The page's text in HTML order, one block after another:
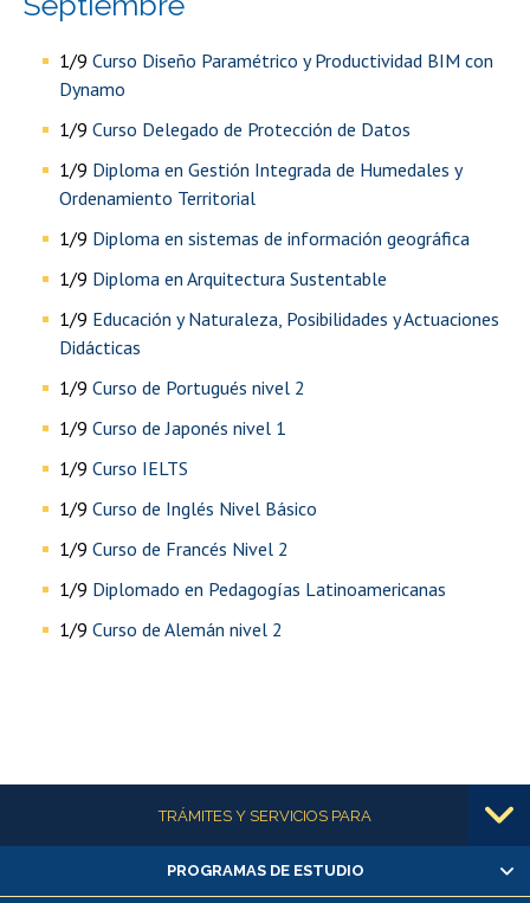
1/9 Curso Diseño Paramétrico y Productividad BIM con
Dynamo
1/9 Curso Delegado de Protección de Datos
1/9 Diploma en Gestión Integrada de Humedales y
Ordenamiento Territorial
1/9 Diploma en sistemas de información geográfica
1/9 Diploma en Arquitectura Sustentable
1/9 Educación y Naturaleza, Posibilidades y Actuaciones
Didácticas
1/9 Curso de Portugués nivel 2
1/9 Curso de Japonés nivel 1
1/9 Curso IELTS
1/9 Curso de Inglés Nivel Básico
1/9 Curso de Francés Nivel 2
1/9 Diplomado en Pedagogías Latinoamericanas
1/9 Curso de Alemán nivel 2
Más informaciónTRÁMITES Y SERVICIOS PARA
Alumnas/os y exalumnas/os
PROGRAMAS DE ESTUDIO